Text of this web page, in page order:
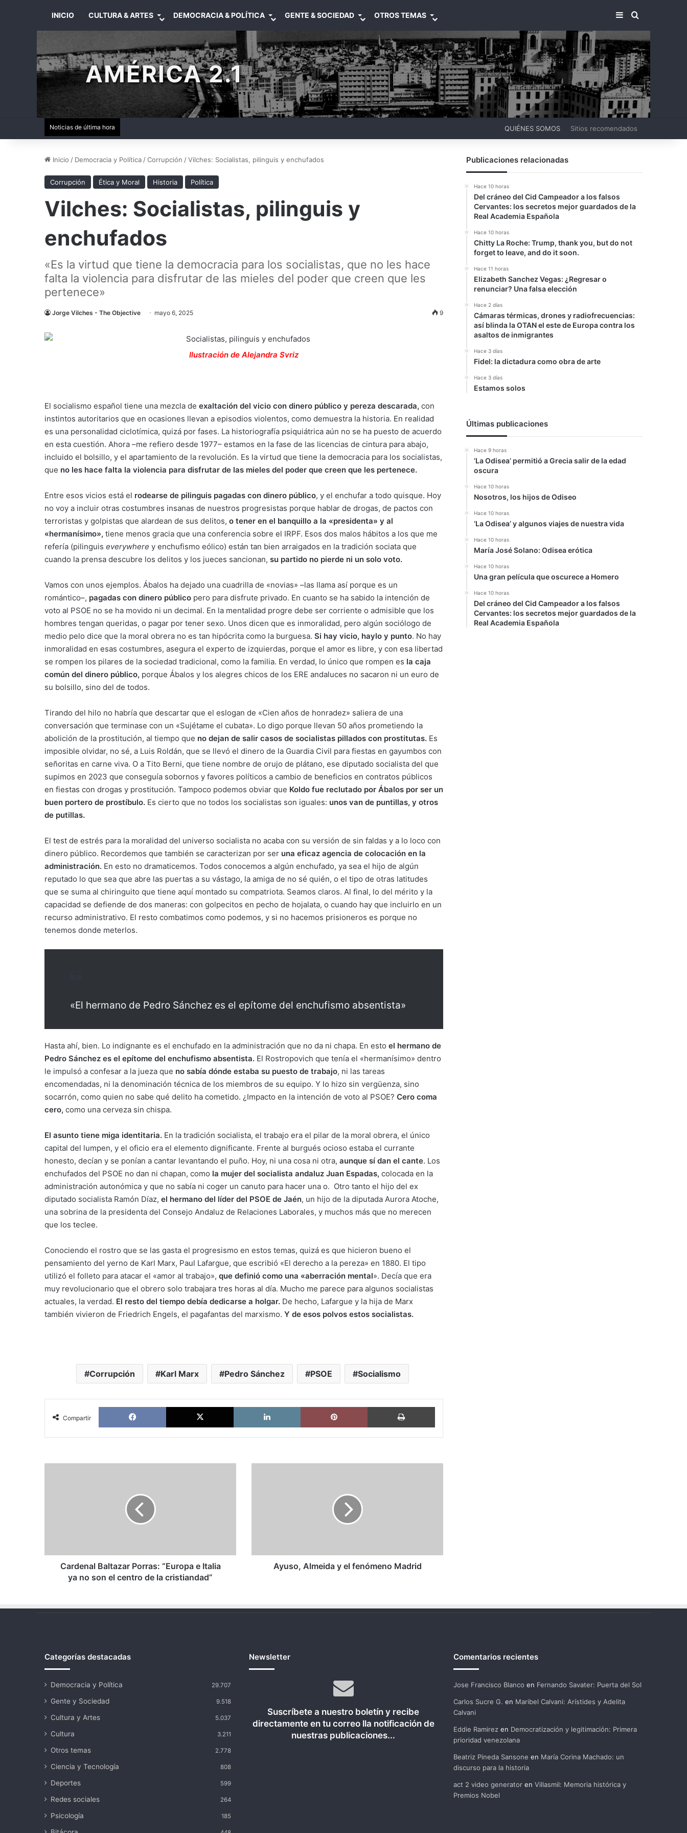
INICIO CULTURA & ARTES DEMOCRACIA & POLÍTICA GENTE & SOCIEDAD OTROS TEMAS BARRA LATERAL
BUSCAR
AMÉRICA 2.1
Noticias de última hora QUIÉNES SOMOS Sitios recomendados
Inicio / Democracia y Política /Corrupción /Vilches: Socialistas, pilinguis y enchufados
Corrupción Ética y Moral Historia Política
Vilches: Socialistas, pilinguis y
enchufados
«Es la virtud que tiene la democracia para los socialistas, que no les hace
falta la violencia para disfrutar de las mieles del poder que creen que les
pertenece»
Jorge Vilches - The Objective mayo 6, 2025 9
Ilustración de Alejandra Svriz
El socialismo español tiene una mezcla de exaltación del vicio con dinero público y pereza descarada, con
instintos autoritarios que en ocasiones llevan a episodios violentos, como demuestra la historia. En realidad
es una personalidad ciclotímica, quizá por fases. La historiografía psiquiátrica aún no se ha puesto de acuerdo
en esta cuestión. Ahora –me refiero desde 1977– estamos en la fase de las licencias de cintura para abajo,
incluido el bolsillo, y el apartamiento de la revolución. Es la virtud que tiene la democracia para los socialistas,
que no les hace falta la violencia para disfrutar de las mieles del poder que creen que les pertenece.
Entre esos vicios está el rodearse de pilinguis pagadas con dinero público, y el enchufar a todo quisque. Hoy
no voy a incluir otras costumbres insanas de nuestros progresistas porque hablar de drogas, de pactos con
terroristas y golpistas que alardean de sus delitos, o tener en el banquillo a la «presidenta» y al
«hermanísimo», tiene menos gracia que una conferencia sobre el IRPF. Esos dos malos hábitos a los que me
refería (pilinguis everywhere y enchufismo eólico) están tan bien arraigados en la tradición sociata que
cuando la prensa descubre los delitos y los jueces sancionan, su partido no pierde ni un solo voto.
Vamos con unos ejemplos. Ábalos ha dejado una cuadrilla de «novias» –las llama así porque es un
romántico–, pagadas con dinero público pero para disfrute privado. En cuanto se ha sabido la intención de
voto al PSOE no se ha movido ni un decimal. En la mentalidad progre debe ser corriente o admisible que los
hombres tengan queridas, o pagar por tener sexo. Unos dicen que es inmoralidad, pero algún sociólogo de
medio pelo dice que la moral obrera no es tan hipócrita como la burguesa. Si hay vicio, haylo y punto. No hay
inmoralidad en esas costumbres, asegura el experto de izquierdas, porque el amor es libre, y con esa libertad
se rompen los pilares de la sociedad tradicional, como la familia. En verdad, lo único que rompen es la caja
común del dinero público, porque Ábalos y los alegres chicos de los ERE andaluces no sacaron ni un euro de
su bolsillo, sino del de todos.
Tirando del hilo no habría que descartar que el eslogan de «Cien años de honradez» saliera de una
conversación que terminase con un «Sujétame el cubata». Lo digo porque llevan 50 años prometiendo la
abolición de la prostitución, al tiempo que no dejan de salir casos de socialistas pillados con prostitutas. Es
imposible olvidar, no sé, a Luis Roldán, que se llevó el dinero de la Guardia Civil para fiestas en gayumbos con
señoritas en carne viva. O a Tito Berni, que tiene nombre de orujo de plátano, ese diputado socialista del que
supimos en 2023 que conseguía sobornos y favores políticos a cambio de beneficios en contratos públicos
en fiestas con drogas y prostitución. Tampoco podemos obviar que Koldo fue reclutado por Ábalos por ser un
buen portero de prostíbulo. Es cierto que no todos los socialistas son iguales: unos van de puntillas, y otros
de putillas.
El test de estrés para la moralidad del universo socialista no acaba con su versión de sin faldas y a lo loco con
dinero público. Recordemos que también se caracterizan por ser una eficaz agencia de colocación en la
administración. En esto no dramaticemos. Todos conocemos a algún enchufado, ya sea el hijo de algún
reputado lo que sea que abre las puertas a su vástago, la amiga de no sé quién, o el tipo de otras latitudes
que se suma al chiringuito que tiene aquí montado su compatriota. Seamos claros. Al final, lo del mérito y la
capacidad se defiende de dos maneras: con golpecitos en pecho de hojalata, o cuando hay que incluirlo en un
recurso administrativo. El resto combatimos como podemos, y si no hacemos prisioneros es porque no
tenemos donde meterlos.
«El hermano de Pedro Sánchez es el epítome del enchufismo absentista»
Hasta ahí, bien. Lo indignante es el enchufado en la administración que no da ni chapa. En esto el hermano de
Pedro Sánchez es el epítome del enchufismo absentista. El Rostropovich que tenía el «hermanísimo» dentro
le impulsó a confesar a la jueza que no sabía dónde estaba su puesto de trabajo, ni las tareas
encomendadas, ni la denominación técnica de los miembros de su equipo. Y lo hizo sin vergüenza, sino
socarrón, como quien no sabe qué delito ha cometido. ¿Impacto en la intención de voto al PSOE? Cero coma
cero, como una cerveza sin chispa.
El asunto tiene miga identitaria. En la tradición socialista, el trabajo era el pilar de la moral obrera, el único
capital del lumpen, y el oficio era el elemento dignificante. Frente al burgués ocioso estaba el currante
honesto, decían y se ponían a cantar levantando el puño. Hoy, ni una cosa ni otra, aunque sí dan el cante. Los
enchufados del PSOE no dan ni chapan, como la mujer del socialista andaluz Juan Espadas, colocada en la
administración autonómica y que no sabía ni coger un canuto para hacer una o. Otro tanto el hijo del ex
diputado socialista Ramón Díaz, el hermano del líder del PSOE de Jaén, un hijo de la diputada Aurora Atoche,
una sobrina de la presidenta del Consejo Andaluz de Relaciones Laborales, y muchos más que no merecen
que los teclee.
Conociendo el rostro que se las gasta el progresismo en estos temas, quizá es que hicieron bueno el
pensamiento del yerno de Karl Marx, Paul Lafargue, que escribió «El derecho a la pereza» en 1880. El tipo
utilizó el folleto para atacar el «amor al trabajo», que definió como una «aberración mental». Decía que era
muy revolucionario que el obrero solo trabajara tres horas al día. Mucho me parece para algunos socialistas
actuales, la verdad. El resto del tiempo debía dedicarse a holgar. De hecho, Lafargue y la hija de Marx
también vivieron de Friedrich Engels, el pagafantas del marxismo. Y de esos polvos estos socialistas.
Corrupción Karl Marx Pedro Sánchez PSOE Socialismo
Compartir
Facebook X LinkedIn Pinterest Imprimir
son
cristiandad”
Cardenal Baltazar Porras: “Europa e Italia
ya no son el centro de la cristiandad”
Ayuso, Almeida y el fenómeno Madrid
Publicaciones relacionadas
Hace 10 horas
Del cráneo del Cid Campeador a los falsos
Cervantes: los secretos mejor guardados de la
Real Academia Española
Hace 10 horas
Chitty La Roche: Trump, thank you, but do not
forget to leave, and do it soon.
Hace 11 horas
Elizabeth Sanchez Vegas: ¿Regresar o
renunciar? Una falsa elección
Hace 2 días
Cámaras térmicas, drones y radiofrecuencias:
así blinda la OTAN el este de Europa contra los
asaltos de inmigrantes
Hace 3 días
Fidel: la dictadura como obra de arte
Hace 3 días
Estamos solos
Últimas publicaciones
Hace 9 horas
‘La Odisea’ permitió a Grecia salir de la edad
oscura
Hace 10 horas
Nosotros, los hijos de Odiseo
Hace 10 horas
‘La Odisea’ y algunos viajes de nuestra vida
Hace 10 horas
María José Solano: Odisea erótica
Hace 10 horas
Una gran película que oscurece a Homero
Hace 10 horas
Del cráneo del Cid Campeador a los falsos
Cervantes: los secretos mejor guardados de la
Real Academia Española
Categorías destacadas
Democracia y Política 29.707
Gente y Sociedad 9.518
Cultura y Artes 5.037
Cultura 3.211
Otros temas 2.778
Ciencia y Tecnología 808
Deportes 599
Redes sociales 264
Psicología 185
Newsletter
Suscríbete a nuestro boletín y recibe
directamente en tu correo lla notificación de
nuestras publicaciones...
Comentarios recientes
Jose Francisco Blanco en Fernando Savater: Puerta del Sol
Carlos Sucre G. en Maribel Calvani: Arístides y Adelita
Calvani
Eddie Ramirezen Democratización y legitimación: Primera
prioridad venezolana
Beatriz Pineda Sansone en María Corina Machado: un
discurso para la historia
act 2 video generatoren Villasmil: Memoria histórica y
Premios Nobel